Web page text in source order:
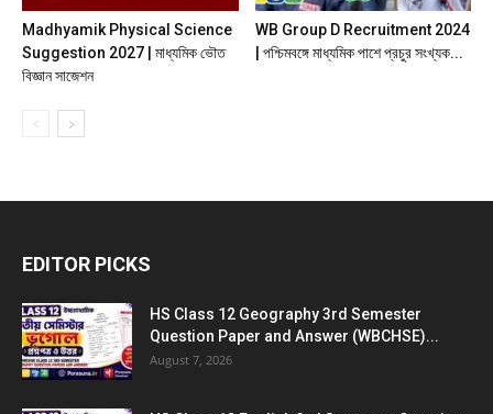
Madhyamik Physical Science
Suggestion 2027 | মাধ্যমিক ভৌত
বিজ্ঞান সাজেশন
WB Group D Recruitment 2024
| পশ্চিমবঙ্গে মাধ্যমিক পাশে প্রচুর সংখ্যক...
EDITOR PICKS
HS Class 12 Geography 3rd Semester
Question Paper and Answer (WBCHSE)...
August 7, 2026